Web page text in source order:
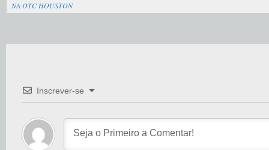
NA OTC HOUSTON
Inscrever-se